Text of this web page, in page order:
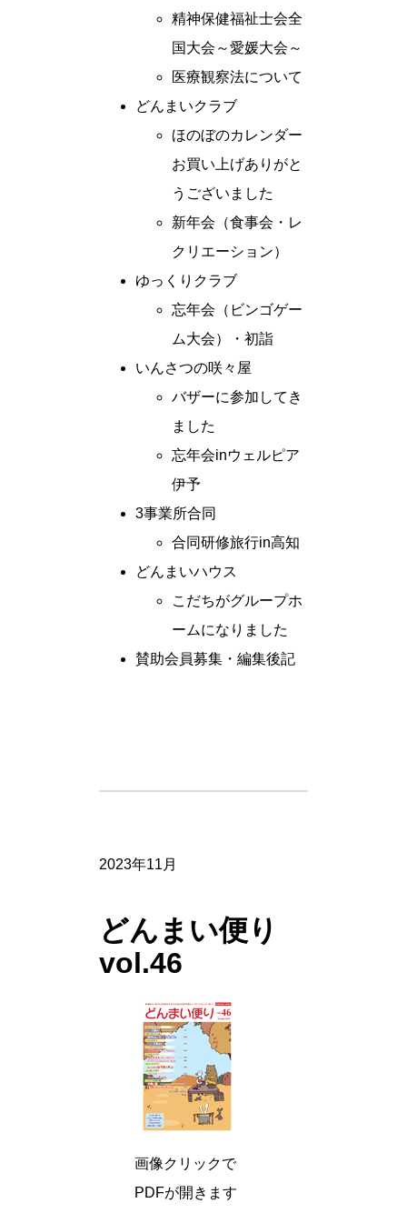
精神保健福祉士会全
国大会～愛媛大会～
医療観察法について
どんまいクラブ
ほのぼのカレンダー
お買い上げありがと
うございました
新年会（食事会・レ
クリエーション）
ゆっくりクラブ
忘年会（ビンゴゲー
ム大会）・初詣
いんさつの咲々屋
バザーに参加してき
ました
忘年会inウェルピア
伊予
3事業所合同
合同研修旅行in高知
どんまいハウス
こだちがグループホ
ームになりました
賛助会員募集・編集後記
2023年11月
どんまい便り
vol.46
画像クリックで
PDFが開きます